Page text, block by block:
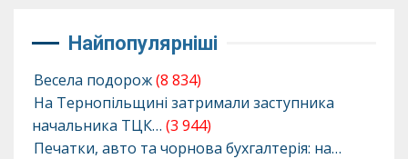
Найпопулярніші
Весела подорож(8 834)
На Тернопільщині затримали заступника
начальника ТЦК… (3 944)
Печатки, авто та чорнова бухгалтерія: на…